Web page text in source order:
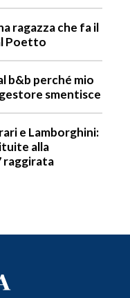
ragazza che fa il
Poetto
b&b perché mio
smentisce
e Lamborghini:
alla
raggirata